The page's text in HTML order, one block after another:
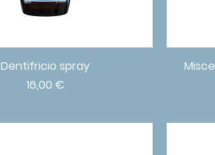
Vista rapida
Dentifricio spray
Prezzo
16,00 €